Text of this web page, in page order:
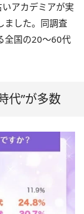
アカデミアが実
ました。同調査
全国の20〜60代
代”が多数